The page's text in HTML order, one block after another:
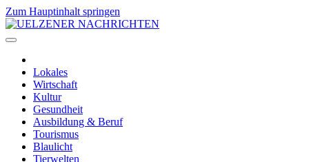
Zum Hauptinhalt springen
Lokales
Wirtschaft
Kultur
Gesundheit
Ausbildung & Beruf
Tourismus
Blaulicht
Tierwelten